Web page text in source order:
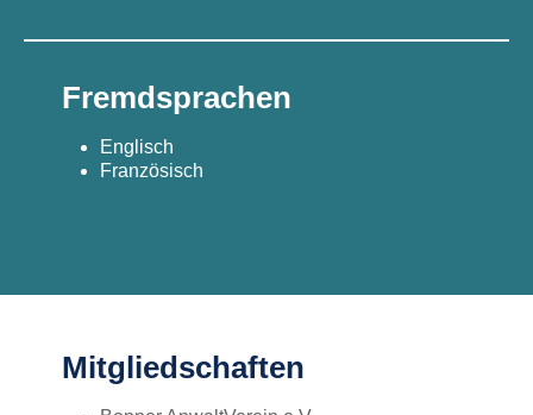
Fremdsprachen
Englisch
Französisch
Mitgliedschaften